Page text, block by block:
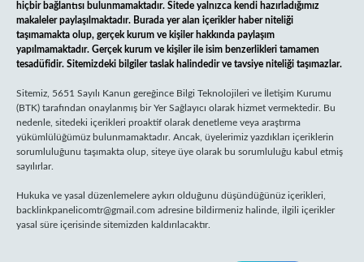
hiçbir bağlantısı bulunmamaktadır. Sitede yalnızca kendi hazırladığımız
makaleler paylaşılmaktadır. Burada yer alan içerikler haber niteliği
taşımamakta olup, gerçek kurum ve kişiler hakkında paylaşım
yapılmamaktadır. Gerçek kurum ve kişiler ile isim benzerlikleri tamamen
tesadüfidir. Sitemizdeki bilgiler taslak halindedir ve tavsiye niteliği taşımazlar.
Sitemiz, 5651 Sayılı Kanun gereğince Bilgi Teknolojileri ve İletişim Kurumu
(BTK) tarafından onaylanmış bir Yer Sağlayıcı olarak hizmet vermektedir. Bu
nedenle, sitedeki içerikleri proaktif olarak denetleme veya araştırma
yükümlülüğümüz bulunmamaktadır. Ancak, üyelerimiz yazdıkları içeriklerin
sorumluluğunu taşımakta olup, siteye üye olarak bu sorumluluğu kabul etmiş
sayılırlar.
Hukuka ve yasal düzenlemelere aykırı olduğunu düşündüğünüz içerikleri,
backlinkpanelicomtr@gmail.com adresine bildirmeniz halinde, ilgili içerikler
yasal süre içerisinde sitemizden kaldırılacaktır.